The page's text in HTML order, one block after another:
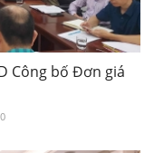
Công bố Đơn giá